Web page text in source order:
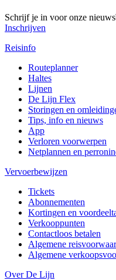
Schrijf je in voor onze
Inschrijven
Reisinfo
Routeplanner
Haltes
Lijnen
De Lijn Flex
Storingen en
Tips, info en nieuws
App
Verloren voorwerpen
Netplannen en
Vervoerbewijzen
Tickets
Abonnementen
Kortingen en
Verkooppunten
Contactloos betalen
Algemene
Algemene
Over De Lijn